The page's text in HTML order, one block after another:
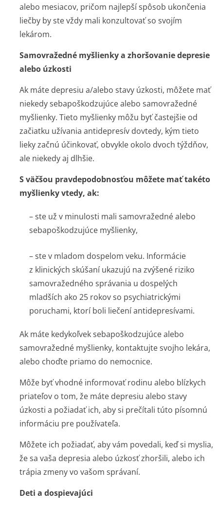
alebo mesiacov, pričom najlepší spôsob ukončenia
liečby by ste vždy mali konzultovať so svojím
lekárom.
Samovražedné myšlienky a zhoršovanie depresie
alebo úzkosti
Ak máte depresiu a/alebo stavy úzkosti, môžete mať
niekedy sebapoškodzujúce alebo samovražedné
myšlienky. Tieto myšlienky môžu byť častejšie od
začiatku užívania antidepresív dovtedy, kým tieto
lieky začnú účinkovať, obvykle okolo dvoch týždňov,
ale niekedy aj dlhšie.
S väčšou pravdepodobnosťou môžete mať takéto
myšlienky vtedy, ak:
– ste už v minulosti mali samovražedné alebo
sebapoškodzujúce myšlienky,
– ste v mladom dospelom veku. Informácie
z klinických skúšaní ukazujú na zvýšené riziko
samovražedného správania u dospelých
mladších ako 25 rokov so psychiatrickými
poruchami, ktorí boli liečení antidepresívami.
Ak máte kedykoľvek sebapoškodzujúce alebo
samovražedné myšlienky, kontaktujte svojho lekára,
alebo choďte priamo do nemocnice.
Môže byť vhodné informovať rodinu alebo blízkych
priateľov o tom, že máte depresiu alebo stavy
úzkosti a požiadať ich, aby si prečítali túto písomnú
informáciu pre používateľa.
Môžete ich požiadať, aby vám povedali, keď si myslia,
že sa vaša depresia alebo úzkosť zhoršili, alebo ich
trápia zmeny vo vašom správaní.
Deti a dospievajúci